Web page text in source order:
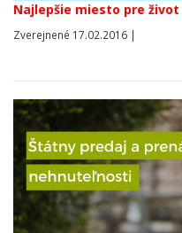
Najlepšie miesto pre
Zverejnené 17.02.2016 |